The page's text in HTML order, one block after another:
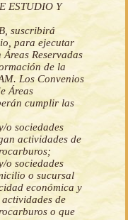
ESTUDIO Y
suscribirá
para ejecutar
Reservadas
de la
Los Convenios
Áreas
cumplir las
o sociedades
actividades de
o sociedades
o sucursal
económica y
de
o que